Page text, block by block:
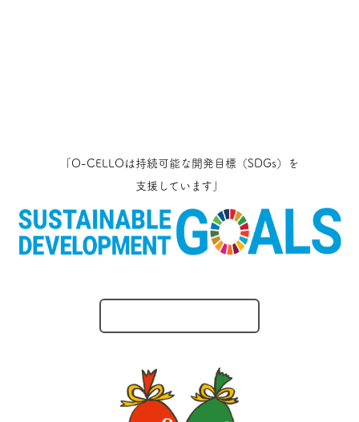
「O-CELLOは持続可能な開発目標（SDGs）を
支援しています」